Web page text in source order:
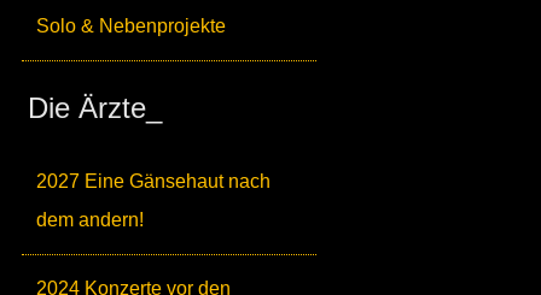
Solo & Nebenprojekte
Die Ärzte_
2027 Eine Gänsehaut nach
dem andern!
2024 Konzerte vor den